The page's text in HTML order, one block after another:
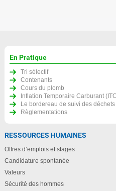
En Pratique
Tri sélectif
Contenants
Cours du plomb
Inflation Temporaire Carburant
Le bordereau de suivi des déchets
Règlementations
RESSOURCES HUMAINES
Offres d’emplois et stages
Candidature spontanée
Valeurs
Sécurité des hommes